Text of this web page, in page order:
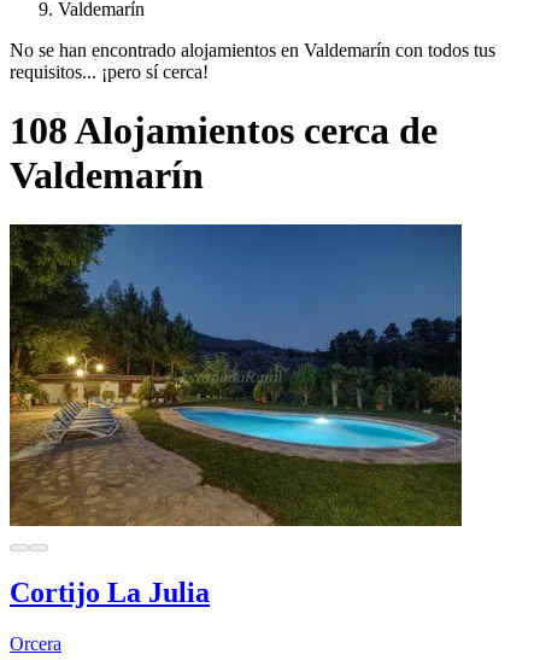
Valdemarín
No se han encontrado alojamientos en Valdemarín con todos tus
requisitos... ¡pero sí cerca!
108 Alojamientos cerca de
Valdemarín
Cortijo La Julia
Orcera